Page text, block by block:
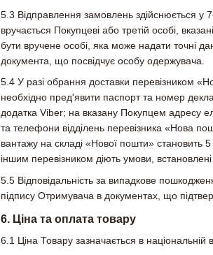
5.3 Відправлення замовлень здійснюється у
вручається Покупцеві або третій особі,
бути вручене особі, яка може надати точні
документа, що посвідчує особу одержувача.
5.4 У разі обрання доставки перевізником
необхідно пред'явити паспорт та номер
додатка Viber; на вказану Покупцем адресу
та телефони відділень перевізника «Нова
вантажу на складі «Нової пошти» становить
іншим перевізником діють умови,
5.5 Відповідальність за випадкове
підпису Отримувача в документах, що
6. Ціна та оплата товару
6.1 Ціна Товару зазначається в національній